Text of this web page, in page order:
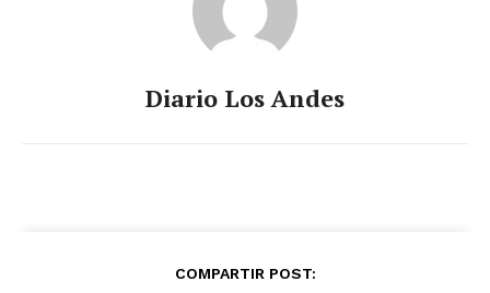
Diario Los Andes
COMPARTIR POST: